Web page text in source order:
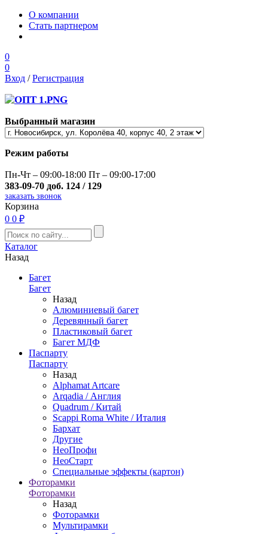
О компании
Стать партнером
0
0
Вход /Регистрация
Выбранный магазин
Режим работы
Пн-Чт – 09:00-18:00 Пт – 09:00-17:00
383-09-70 доб. 124 / 129
заказать звонок
Корзина
0 0 ₽
Каталог
Назад
Багет
Багет
Назад
Алюминиевый багет
Деревянный багет
Пластиковый багет
Багет МДФ
Паспарту
Паспарту
Назад
Alphamat Artcare
Arqadia / Англия
Quadrum / Китай
Scappi Roma White / Италия
Бархат
Другие
НеоПрофи
НеоСтарт
Специальные эффекты (картон)
Фоторамки
Фоторамки
Назад
Фоторамки
Мультирамки